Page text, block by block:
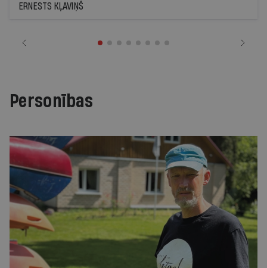
ERNESTS KĻAVIŅŠ
Personības